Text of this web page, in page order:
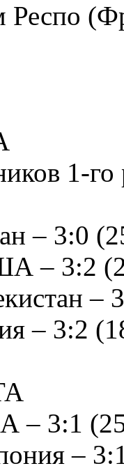
Респо
1-
– 3:0
– 3:2
– 3:2
– 3:1
–